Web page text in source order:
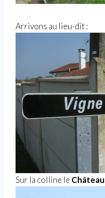
Arrivons au lieu-dit :
Sur la colline le